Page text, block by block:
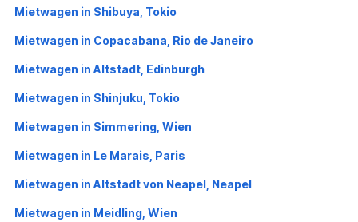
Mietwagen in Shibuya, Tokio
Mietwagen in Copacabana, Rio de Janeiro
Mietwagen in Altstadt, Edinburgh
Mietwagen in Shinjuku, Tokio
Mietwagen in Simmering, Wien
Mietwagen in Le Marais, Paris
Mietwagen in Altstadt von Neapel, Neapel
Mietwagen in Meidling, Wien